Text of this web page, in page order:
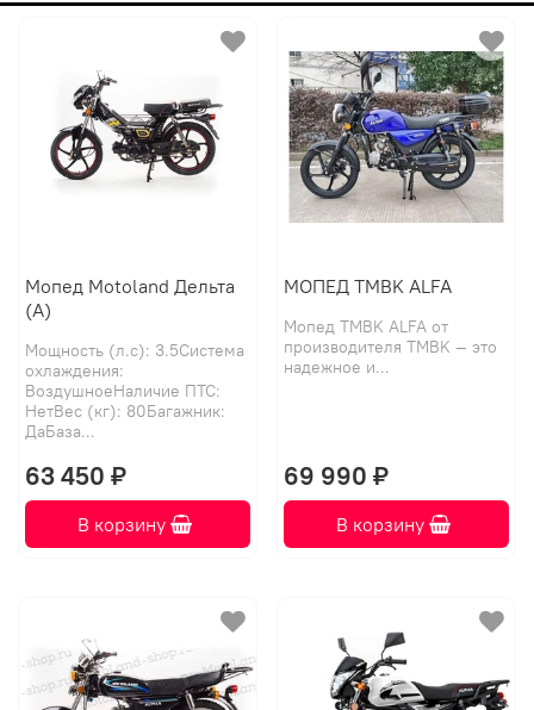
Мопед Motoland Дельта
(А)
Мощность (л.с): 3.5Система
охлаждения:
ВоздушноеНаличие ПТС:
НетВес (кг): 80Багажник:
ДаБаза...
63 450 ₽
В корзину
МОПЕД TMBK ALFA
Мопед TMBK ALFA от
производителя TMBK — это
надежное и...
69 990 ₽
В корзину